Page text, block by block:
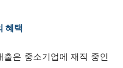
혜택
출은 중소기업에 재직 중인